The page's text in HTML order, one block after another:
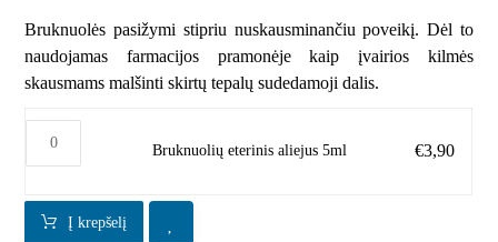
Bruknuolės pasižymi stipriu nuskausminančiu poveikį. Dėl to
naudojamas farmacijos pramonėje kaip įvairios kilmės
skausmams malšinti skirtų tepalų sudedamoji dalis.
Bruknuolių eterinis aliejus 5ml €3,90
Į krepšelį